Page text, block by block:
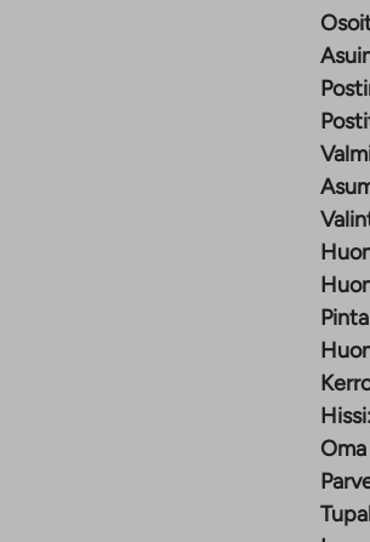
ja
hyvät
monipuoliset
Hissi: